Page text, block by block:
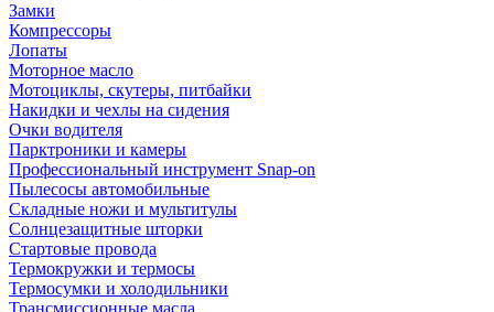
Замки
Компрессоры
Лопаты
Моторное масло
Мотоциклы, скутеры, питбайки
Накидки и чехлы на сидения
Очки водителя
Парктроники и камеры
Профессиональный инструмент Snap-on
Пылесосы автомобильные
Складные ножи и мультитулы
Солнцезащитные шторки
Стартовые провода
Термокружки и термосы
Термосумки и холодильники
Трансмиссионные масла